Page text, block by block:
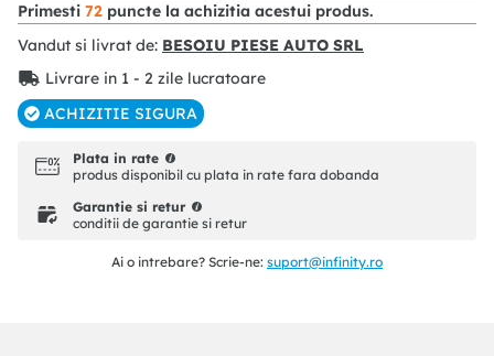
Primesti 72 puncte la achizitia acestui produs.
Vandut si livrat de: BESOIU PIESE AUTO SRL
Livrare in 1 - 2 zile lucratoare
ACHIZITIE SIGURA
Plata in rate
produs disponibil cu plata in rate fara dobanda
Garantie si retur
conditii de garantie si retur
Ai o intrebare? Scrie-ne: suport@infinity.ro